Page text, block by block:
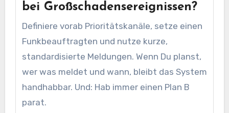
bei Großschadensereignissen?
Definiere vorab Prioritätskanäle, setze einen
Funkbeauftragten und nutze kurze,
standardisierte Meldungen. Wenn Du planst,
wer was meldet und wann, bleibt das System
handhabbar. Und: Hab immer einen Plan B
parat.